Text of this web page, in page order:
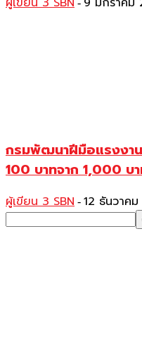
-
กรมพัฒนาฝีมือแรงงาน
100 บาทจาก 1,000 บ
ผู้เขียน 3 SBN - 12 ธันวาค